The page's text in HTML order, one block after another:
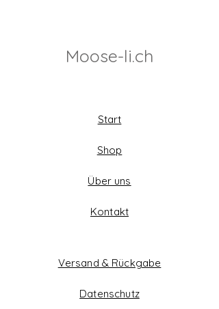
Moose-li.ch
Start
Shop
Über uns
Kontakt
Versand & Rückgabe
Datenschutz